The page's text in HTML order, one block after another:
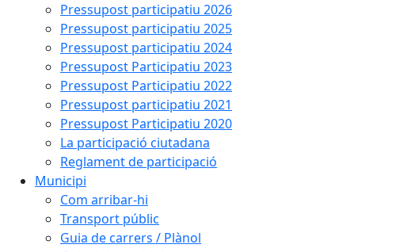
Pressupost participatiu 2026
Pressupost participatiu 2025
Pressupost participatiu 2024
Pressupost Participatiu 2023
Pressupost Participatiu 2022
Pressupost participatiu 2021
Pressupost Participatiu 2020
La participació ciutadana
Reglament de participació
Municipi
Com arribar-hi
Transport públic
Guia de carrers / Plànol